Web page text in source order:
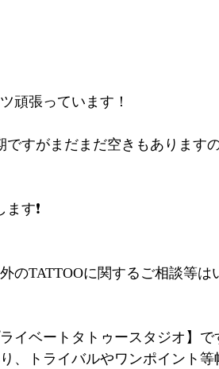
頑張っています！
ですがまだまだ空きもあります
す❗️
のTATTOOに関するご相談等
イベートタトゥースタジオ】で
、トライバルやワンポイント